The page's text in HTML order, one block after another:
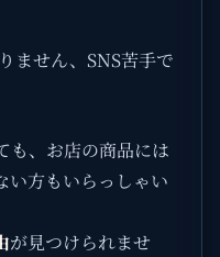
ません、SNS苦手で
も、お店の商品には
い方もいらっしゃい
が見つけられませ